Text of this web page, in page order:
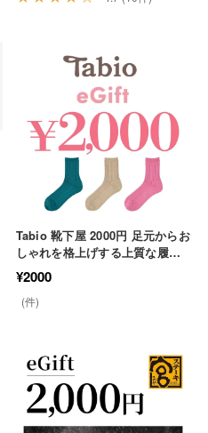
Tabio 靴下屋 2000円 足元からお
しゃれを格上げする上質な履き
心地のデジタルチケット ファッ
ション プレゼント
¥2000
(件)